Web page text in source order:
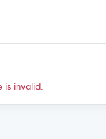
invalid.